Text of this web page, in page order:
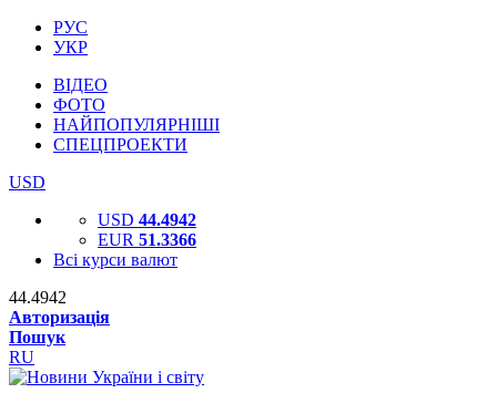
РУС
УКР
ВІДЕО
ФОТО
НАЙПОПУЛЯРНІШІ
СПЕЦПРОЕКТИ
USD
USD 44.4942
EUR 51.3366
Всі курси валют
44.4942
Авторизація
Пошук
RU